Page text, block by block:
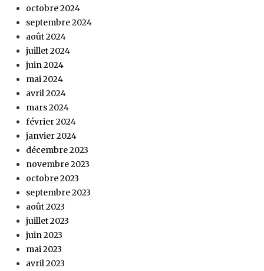
octobre 2024
septembre 2024
août 2024
juillet 2024
juin 2024
mai 2024
avril 2024
mars 2024
février 2024
janvier 2024
décembre 2023
novembre 2023
octobre 2023
septembre 2023
août 2023
juillet 2023
juin 2023
mai 2023
avril 2023